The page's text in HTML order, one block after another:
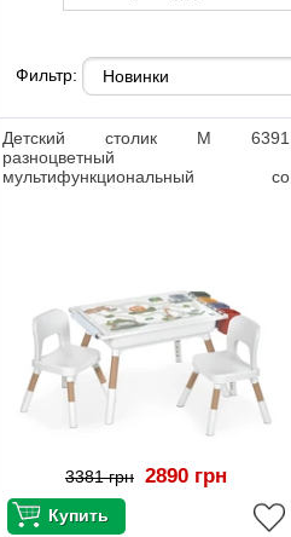
Фильтр:
Детский столик M 6391
разноцветный
мультифункциональный со
3381 грн 2890 грн